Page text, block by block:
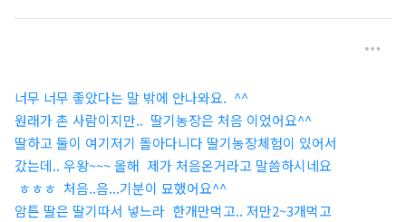
너무 너무 좋았다는 말 밖에 안나와요. ^^
원래가 촌 사람이지만.. 딸기농장은 처음 이었어요^^
딸하고 둘이 여기저기 돌아다니다 딸기농장체험이 있어서
갔는데.. 우왕~~~ 올해 제가 처음온거라고 말씀하시네요
ㅎㅎㅎ 처음..음...기분이 묘했어요^^
암튼 딸은 딸기따서 넣느라 한개만먹고.. 저만2~3개먹고